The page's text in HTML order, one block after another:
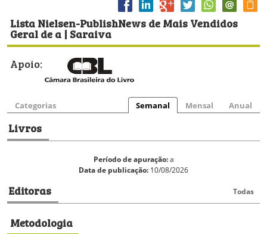
Lista Nielsen-PublishNews de Mais Vendidos
Geral de a | Saraiva
Apoio:
Categorias Semanal Mensal Anual
Livros
Período de apuração:a
Data de publicação: 10/08/2026
Editoras Todas
Metodologia